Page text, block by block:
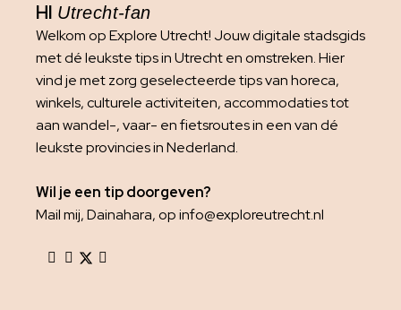
HI Utrecht-fan
Welkom op Explore Utrecht! Jouw digitale stadsgids
met dé leukste tips in Utrecht en omstreken. Hier
vind je met zorg geselecteerde tips van horeca,
winkels, culturele activiteiten, accommodaties tot
aan wandel-, vaar- en fietsroutes in een van dé
leukste provincies in Nederland.
Wil je een tip doorgeven?
Mail mij, Dainahara, op info@exploreutrecht.nl